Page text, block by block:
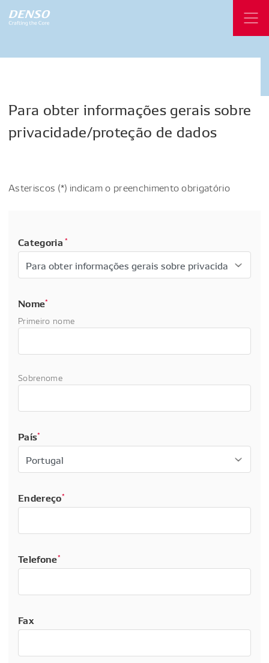
Para obter informações gerais sobre
privacidade/proteção de dados
Asteriscos (*) indicam o preenchimento obrigatório
Categoria*
Nome*
Primeiro nome
Sobrenome
País*
Endereço*
Telefone*
Fax